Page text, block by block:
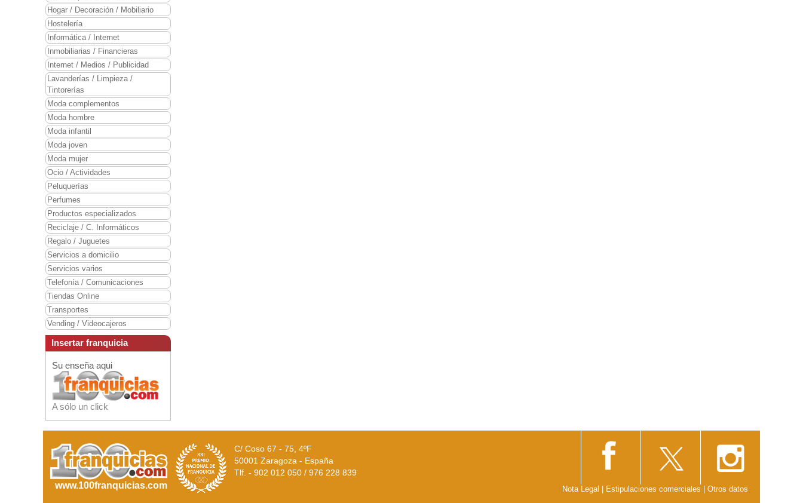
Hogar / Decoración / Mobiliario
Hostelería
Informática / Internet
Inmobiliarias / Financieras
Internet / Medios / Publicidad
Lavanderías / Limpieza /
Tintorerías
Moda complementos
Moda hombre
Moda infantil
Moda joven
Moda mujer
Ocio / Actividades
Peluquerías
Perfumes
Productos especializados
Reciclaje / C. Informáticos
Regalo / Juguetes
Servicios a domicilio
Servicios varios
Telefonía / Comunicaciones
Tiendas Online
Transportes
Vending / Videocajeros
Insertar franquicia
Su enseña aqui
A sólo un click
www.100franquicias.com
C/ Coso 67 - 75, 4ºF
50001 Zaragoza - España
Tlf. - 902 012 050 / 976 228 839
Nota Legal Estipulaciones comerciales Otros datos